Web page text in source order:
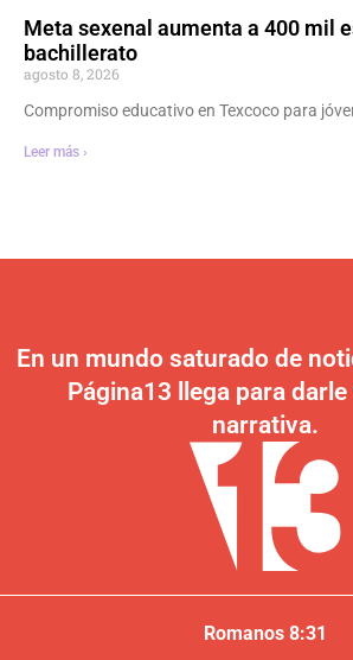
Meta sexenal aumenta a 400 mil
bachillerato
agosto 8, 2026
Compromiso educativo en Texcoco para
Leer más ›
En un mundo saturado de
Página13 llega para
narrativa.
Romanos 8:31